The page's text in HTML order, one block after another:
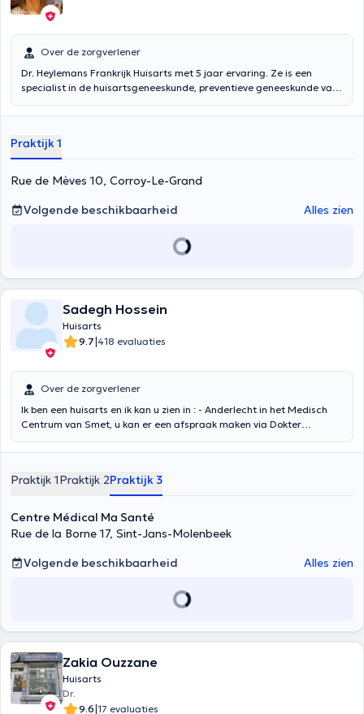
Over de zorgverlener
Dr. Heylemans Frankrijk Huisarts met 5 jaar ervaring. Ze is een
specialist in de huisartsgeneeskunde, preventieve geneeskunde van
Universiteit van Leuven. Dr. Heylemans brengt u naar het Medisch
Conventionnée. Aanvullende opleiding in preventieve geneeskunde
van zuigelingen en peuters Inhoud vertaald door google translate
Praktijk 1
Rue de Mèves 10, Corroy-Le-Grand
Volgende beschikbaarheid
Alles zien
Sadegh Hossein
Huisarts
9.7|418 evaluaties
Over de zorgverlener
Ik ben een huisarts en ik kan u zien in : - Anderlecht in het Medisch
Centrum van Smet, u kan er een afspraak maken via Dokter
afspraak maken op www.centremedicaldestrooper.be
Praktijk 1Praktijk 2Praktijk 3
Centre Médical Ma Santé
Rue de la Borne 17, Sint-Jans-Molenbeek
Volgende beschikbaarheid
Alles zien
Zakia Ouzzane
Huisarts
Dr.
9.6|17 evaluaties